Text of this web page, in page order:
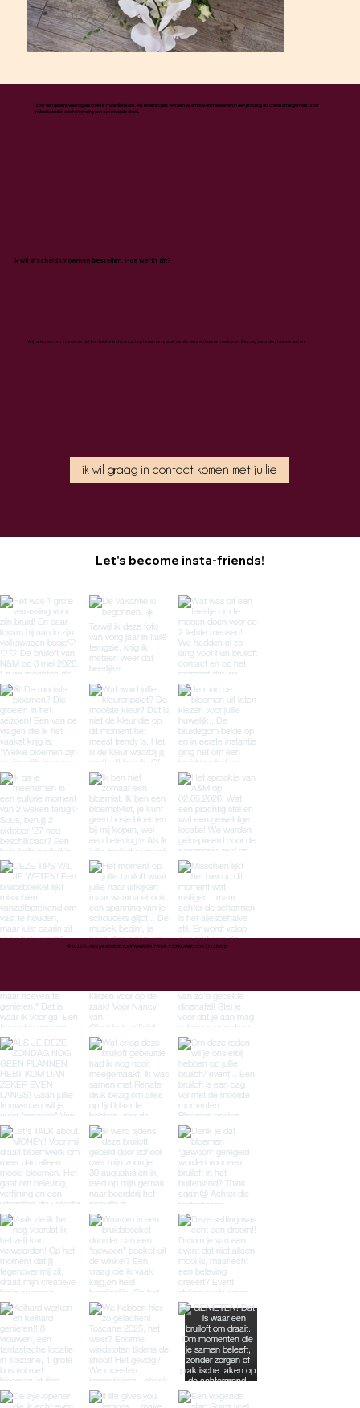
Ik wil afscheidsbloemen bestellen. Hoe werkt dit?
Voor een gedenkwaardig afscheid is maar één kans. Als bloemstylist vertalen wij emotie en medeleven in een prachtig afscheidsarrangement. Voor
nabestaanden een herinnering aan een mooi afscheid.
ik wil graag in contact komen met jullie
Wij raden aan om zo snel als dat kan telefonisch contact op te nemen zodat we alle wensen kunnen realiseren. Dit mag via onderstaande button.
Let's become insta-friends!
©2025 FLORES |ALGEMENE VOORWAARDEN| PRIVACY VERKLARING l KVK 53238958